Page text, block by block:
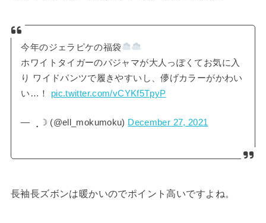
今年のジェラピケの福袋
ホワイトタイガーのパジャマが大人っぽくてお気に入
り ワイドパンツで履きやすいし、儚げカラーがかわい
い…！ pic.twitter.com/vCYKf5TpyP
— ⢀☽ (@ell_mokumoku) December 27, 2021
長袖長ズボンは暖かいのでポイント高いですよね。